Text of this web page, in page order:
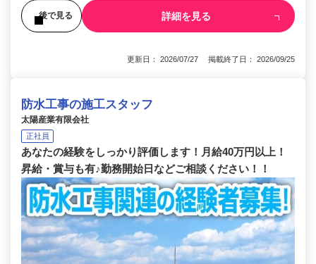
後で見る 詳細を見る
更新日： 2026/07/27 掲載終了日： 2026/09/25
防水工事の施工スタッフ
太陽産業有限会社
正社員
あなたの経験をしっかり評価します！月給40万円以上！
昇給・賞与も有♪勤務開始日などご相談ください！！